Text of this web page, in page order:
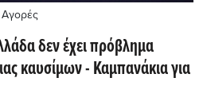
Αγορές
δεν έχει πρόβλημα
καυσίμων - Καμπανάκια για